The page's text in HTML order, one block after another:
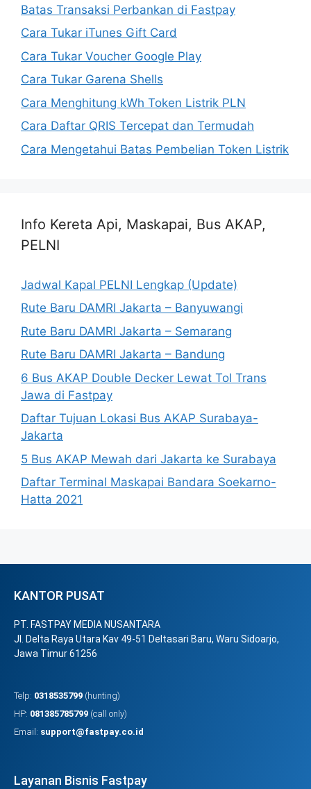
Batas Transaksi Perbankan di Fastpay
Cara Tukar iTunes Gift Card
Cara Tukar Voucher Google Play
Cara Tukar Garena Shells
Cara Menghitung kWh Token Listrik PLN
Cara Daftar QRIS Tercepat dan Termudah
Cara Mengetahui Batas Pembelian Token Listrik
Info Kereta Api, Maskapai, Bus AKAP,
PELNI
Jadwal Kapal PELNI Lengkap (Update)
Rute Baru DAMRI Jakarta – Banyuwangi
Rute Baru DAMRI Jakarta – Semarang
Rute Baru DAMRI Jakarta – Bandung
6 Bus AKAP Double Decker Lewat Tol Trans
Jawa di Fastpay
Daftar Tujuan Lokasi Bus AKAP Surabaya-
Jakarta
5 Bus AKAP Mewah dari Jakarta ke Surabaya
Daftar Terminal Maskapai Bandara Soekarno-
Hatta 2021
KANTOR PUSAT
PT. FASTPAY MEDIA NUSANTARA
Jl. Delta Raya Utara Kav 49-51 Deltasari Baru, Waru Sidoarjo,
Jawa Timur 61256
Telp: 0318535799 (hunting)
HP: 081385785799 (call only)
Email: support@fastpay.co.id
Layanan Bisnis Fastpay